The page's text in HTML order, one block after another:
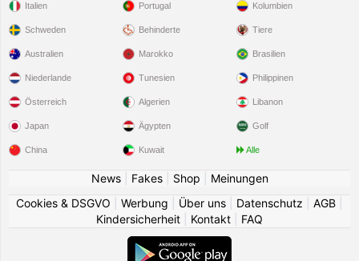
Italien
Schweden
Portugal
Behinderte
Kolumbien
Tiere
Australien
Niederlande
Österreich
Japan
China
Marokko
Tunesien
Algerien
Ägypten
Kuwait
Brasilien
Philippinen
Libanon
Golf
Alle
News| Fakes| Shop
Meinungen
Cookies & DSGVO
Werbung Über uns Datenschutz AGB
Kindersicherheit
Kontakt FAQ